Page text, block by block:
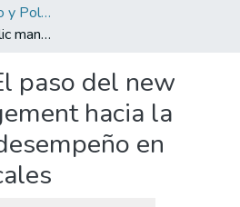
Maestría en Gobierno y Políticas Públicas (tesis)
El paso del new public management hacia la medición de desempeño en gobiernos locales
paso del new
hacia la
en